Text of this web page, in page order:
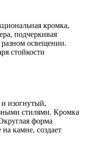
кромка,
подчеркивая
освещении.
стойкости
изогнутый,
стилями. Кромка
форма
камне, создает